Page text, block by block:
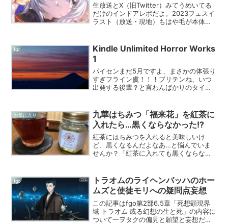
生放送とX（旧Twitter）みてうめいてる
だけのインドアレポだよ。2023フェスイ
ラスト（放送・現地）もはや毛が本体に
ェス服助かる。さすア（に上）（グロヴ
ァル様）。...
fgo
Kindle Unlimited Horror Works
1
パイセンまだ5月ですよ、まさかの体張り
すぎフライン虞！！！ブリテンね、いつ
出発する後輩？と言わんばかりのタイミ
Unlimitedで無限（までなくても）の恐怖
製最...
お気に入り
九華はちみつ「福来花」を紅茶に
入れたら…黒くならなかった!?
紅茶にはちみつを入れると美味しいけ
ど、黒くなるんだよなあ…と悩んでいま
せんか？「紅茶に入れても黒くならない
よ、『九華はちみつ 福来花』ならね。
「紅茶にはちみつを入れると黒...
fgo
トラオムのライヘンバッハのホー
ムズと使徒モリへの疑問点妄想
この記事はfgo第2部6.5章「死想顕現界
域 トラオム 或る幻想の生と死」の内容に
ついて一ヲタクの偏見と願望と妄想だけ